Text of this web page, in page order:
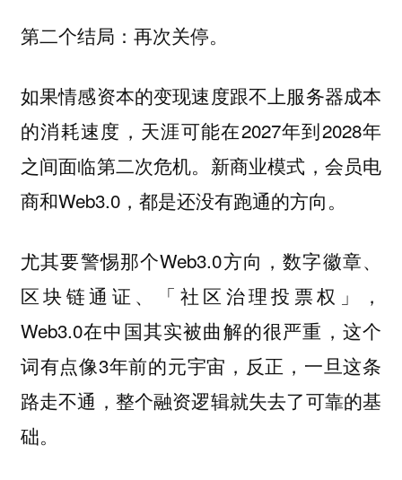
第二个结局：再次关停。
如果情感资本的变现速度跟不上服务器成本
的消耗速度，天涯可能在2027年到2028年
之间面临第二次危机。新商业模式，会员电
商和Web3.0，都是还没有跑通的方向。
尤其要警惕那个Web3.0方向，数字徽章、
区块链通证、「社区治理投票权」，
Web3.0在中国其实被曲解的很严重，这个
词有点像3年前的元宇宙，反正，一旦这条
路走不通，整个融资逻辑就失去了可靠的基
础。